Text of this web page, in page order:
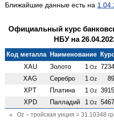
Ближайшие данные есть на
Официальный курс
НБУ на
Код металла Наименование
XAU
Золото 1 Oz
XAG Серебро 1 Oz
XPT Платина 1 Oz
XPD Палладий 1 Oz
Oz – тройская унция = 31.10348